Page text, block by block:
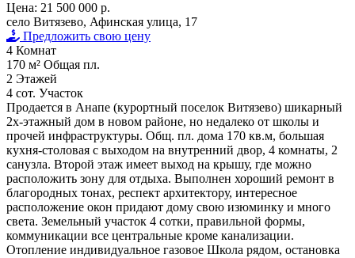
Цена: 21 500 000 р.
село Витязево, Афинская улица, 17
Предложить свою цену
4 Комнат
170 м² Общая пл.
2 Этажей
4 сот. Участок
Продается в Анапе (курортный поселок Витязево) шикарный
2х-этажный дом в новом районе, но недалеко от школы и
прочей инфраструктуры. Общ. пл. дома 170 кв.м, большая
кухня-столовая с выходом на внутренний двор, 4 комнаты, 2
санузла. Второй этаж имеет выход на крышу, где можно
расположить зону для отдыха. Выполнен хороший ремонт в
благородных тонах, респект архитектору, интересное
расположение окон придают дому свою изюминку и много
света. Земельный участок 4 сотки, правильной формы,
коммуникации все центральные кроме канализации.
Отопление индивидуальное газовое Школа рядом, остановка